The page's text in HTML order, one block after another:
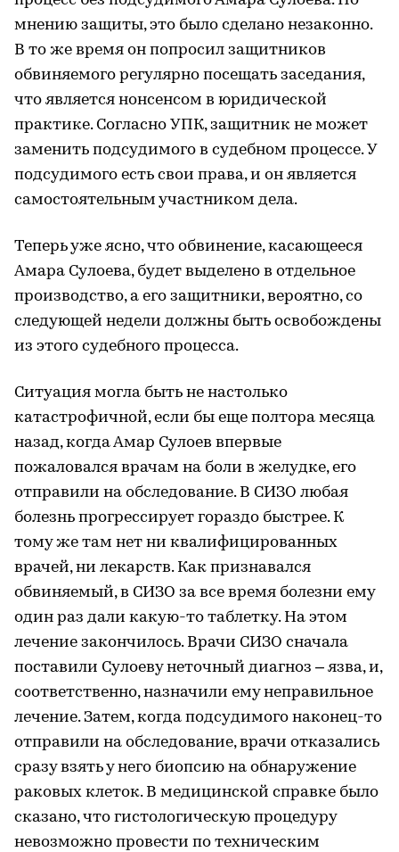
мнению защиты, это было сделано незаконно.
В то же время он попросил защитников
обвиняемого регулярно посещать заседания,
что является нонсенсом в юридической
практике. Согласно УПК, защитник не может
заменить подсудимого в судебном процессе. У
подсудимого есть свои права, и он является
самостоятельным участником дела.
Теперь уже ясно, что обвинение, касающееся
Амара Сулоева, будет выделено в отдельное
производство, а его защитники, вероятно, со
следующей недели должны быть освобождены
из этого судебного процесса.
Ситуация могла быть не настолько
катастрофичной, если бы еще полтора месяца
назад, когда Амар Сулоев впервые
пожаловался врачам на боли в желудке, его
отправили на обследование. В СИЗО любая
болезнь прогрессирует гораздо быстрее. К
тому же там нет ни квалифицированных
врачей, ни лекарств. Как признавался
обвиняемый, в СИЗО за все время болезни ему
один раз дали какую-то таблетку. На этом
лечение закончилось. Врачи СИЗО сначала
поставили Сулоеву неточный диагноз – язва, и,
соответственно, назначили ему неправильное
лечение. Затем, когда подсудимого наконец-то
отправили на обследование, врачи отказались
сразу взять у него биопсию на обнаружение
раковых клеток. В медицинской справке было
сказано, что гистологическую процедуру
невозможно провести по техническим